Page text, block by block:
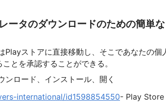
ータのダウンロードのための簡単な
Playストアに直接移動し、そこであなたの個
とを承認することができる。
ロード、インストール、開く
international/id1598854550- Play Store